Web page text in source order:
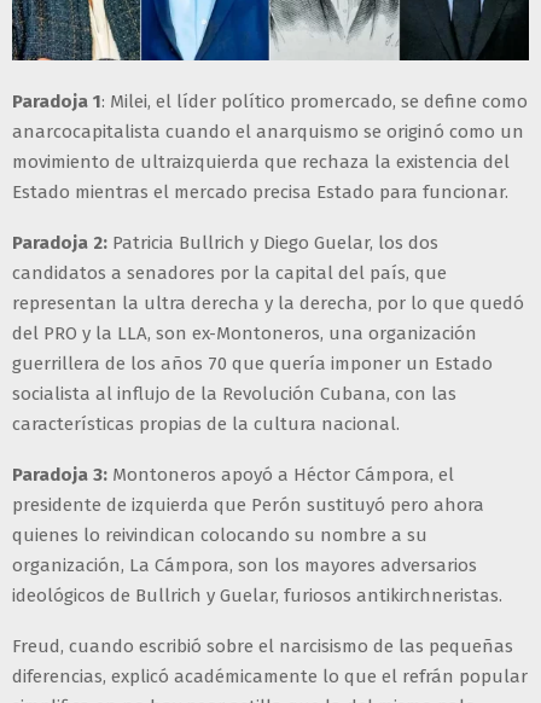
Paradoja 1: Milei, el líder político promercado, se define como
anarcocapitalista cuando el anarquismo se originó como un
movimiento de ultraizquierda que rechaza la existencia del
Estado mientras el mercado precisa Estado para funcionar.
Paradoja 2: Patricia Bullrich y Diego Guelar, los dos
candidatos a senadores por la capital del país, que
representan la ultra derecha y la derecha, por lo que quedó
del PRO y la LLA, son ex-Montoneros, una organización
guerrillera de los años 70 que quería imponer un Estado
socialista al influjo de la Revolución Cubana, con las
características propias de la cultura nacional.
Paradoja 3: Montoneros apoyó a Héctor Cámpora, el
presidente de izquierda que Perón sustituyó pero ahora
quienes lo reivindican colocando su nombre a su
organización, La Cámpora, son los mayores adversarios
ideológicos de Bullrich y Guelar, furiosos antikirchneristas.
Freud, cuando escribió sobre el narcisismo de las pequeñas
diferencias, explicó académicamente lo que el refrán popular